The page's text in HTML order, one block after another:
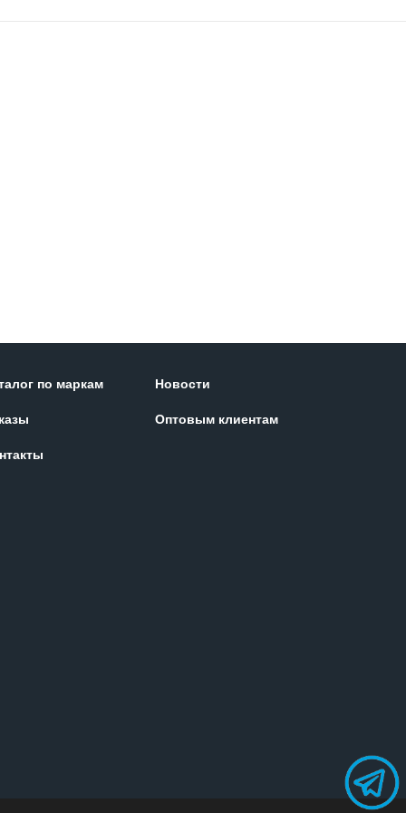
по маркам
Новости
Оптовым клиентам